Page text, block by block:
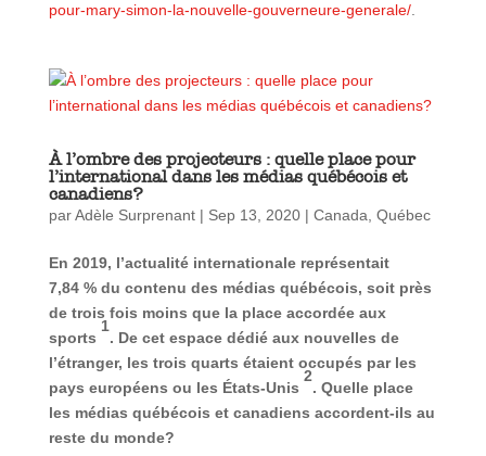
pour-mary-simon-la-nouvelle-gouverneure-generale/.
À l’ombre des projecteurs : quelle place pour
l’international dans les médias québécois et
canadiens?
parAdèle Surprenant| Sep 13, 2020| Canada, Québec
En 2019, l’actualité internationale représentait
7,84 % du contenu des médias québécois, soit près
de trois fois moins que la place accordée aux
sports
1
. De cet espace dédié aux nouvelles de
l’étranger, les trois quarts étaient occupés par les
pays européens ou les États-Unis
2
. Quelle place
les médias québécois et canadiens accordent-ils au
reste du monde?